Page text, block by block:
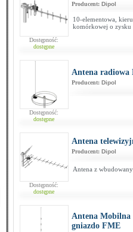
Dostępność:
dostępne
Producent: Dipol
10-elementowa,
komórkowej o zysku
Dostępność:
dostępne
Antena radiowa
Producent: Dipol
Dostępność:
dostępne
Antena
Producent: Dipol
Antena z
Antena Mobilna
gniazdo FME